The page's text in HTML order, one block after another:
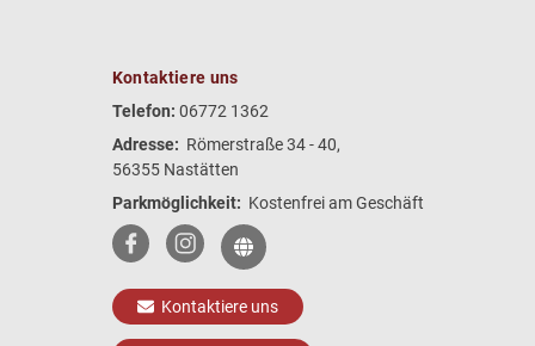
Kontaktiere uns
Telefon: 06772 1362
Adresse: Römerstraße 34 - 40,
56355 Nastätten
Parkmöglichkeit: Kostenfrei am Geschäft
Kontaktiere uns